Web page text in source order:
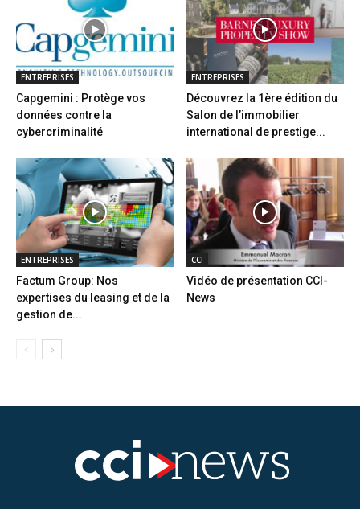
ENTREPRISES
Capgemini : Protège vos
données contre la
cybercriminalité
ENTREPRISES
Découvrez la 1ère édition du
Salon de l’immobilier
international de prestige...
ENTREPRISES
Factum Group: Nos
expertises du leasing et de la
gestion de...
CCI
Vidéo de présentation CCI-
News